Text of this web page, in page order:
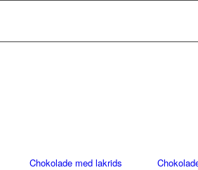
Chokolade med lakrids